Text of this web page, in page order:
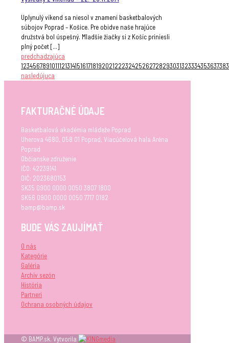
Uplynulý víkend sa niesol v znamení basketbalových
súbojov Poprad – Košice. Pre obidve naše hrajúce
družstvá bol úspešný. Mladšie žiačky si z Košíc priniesli
plný počet[…]
predchadzajúca
1234567891011121314151617181920212223242526272829303132333435363738
nasledújuca
FAKTURAČNÉ ÚDAJE
Basketbalová akadémia mládeže Poprad
Uherova 4680, 058 01 Poprad, Viacúčelová hala Aréna
Poprad
Občianske združenie
IČO: 42239141
DIČ: 2023680153
SK35 0900 0000 0050 3807 1800
SK56 0900 0000 0050 7717 0182
bamp@bamp.sk
BUDE VÁS ZAUJÍMAŤ
O nás
Kategórie
Galéria
Archív sezón
História
Partneri
Ochrana osobných údajov
© BAMP.sk. Vytvorila